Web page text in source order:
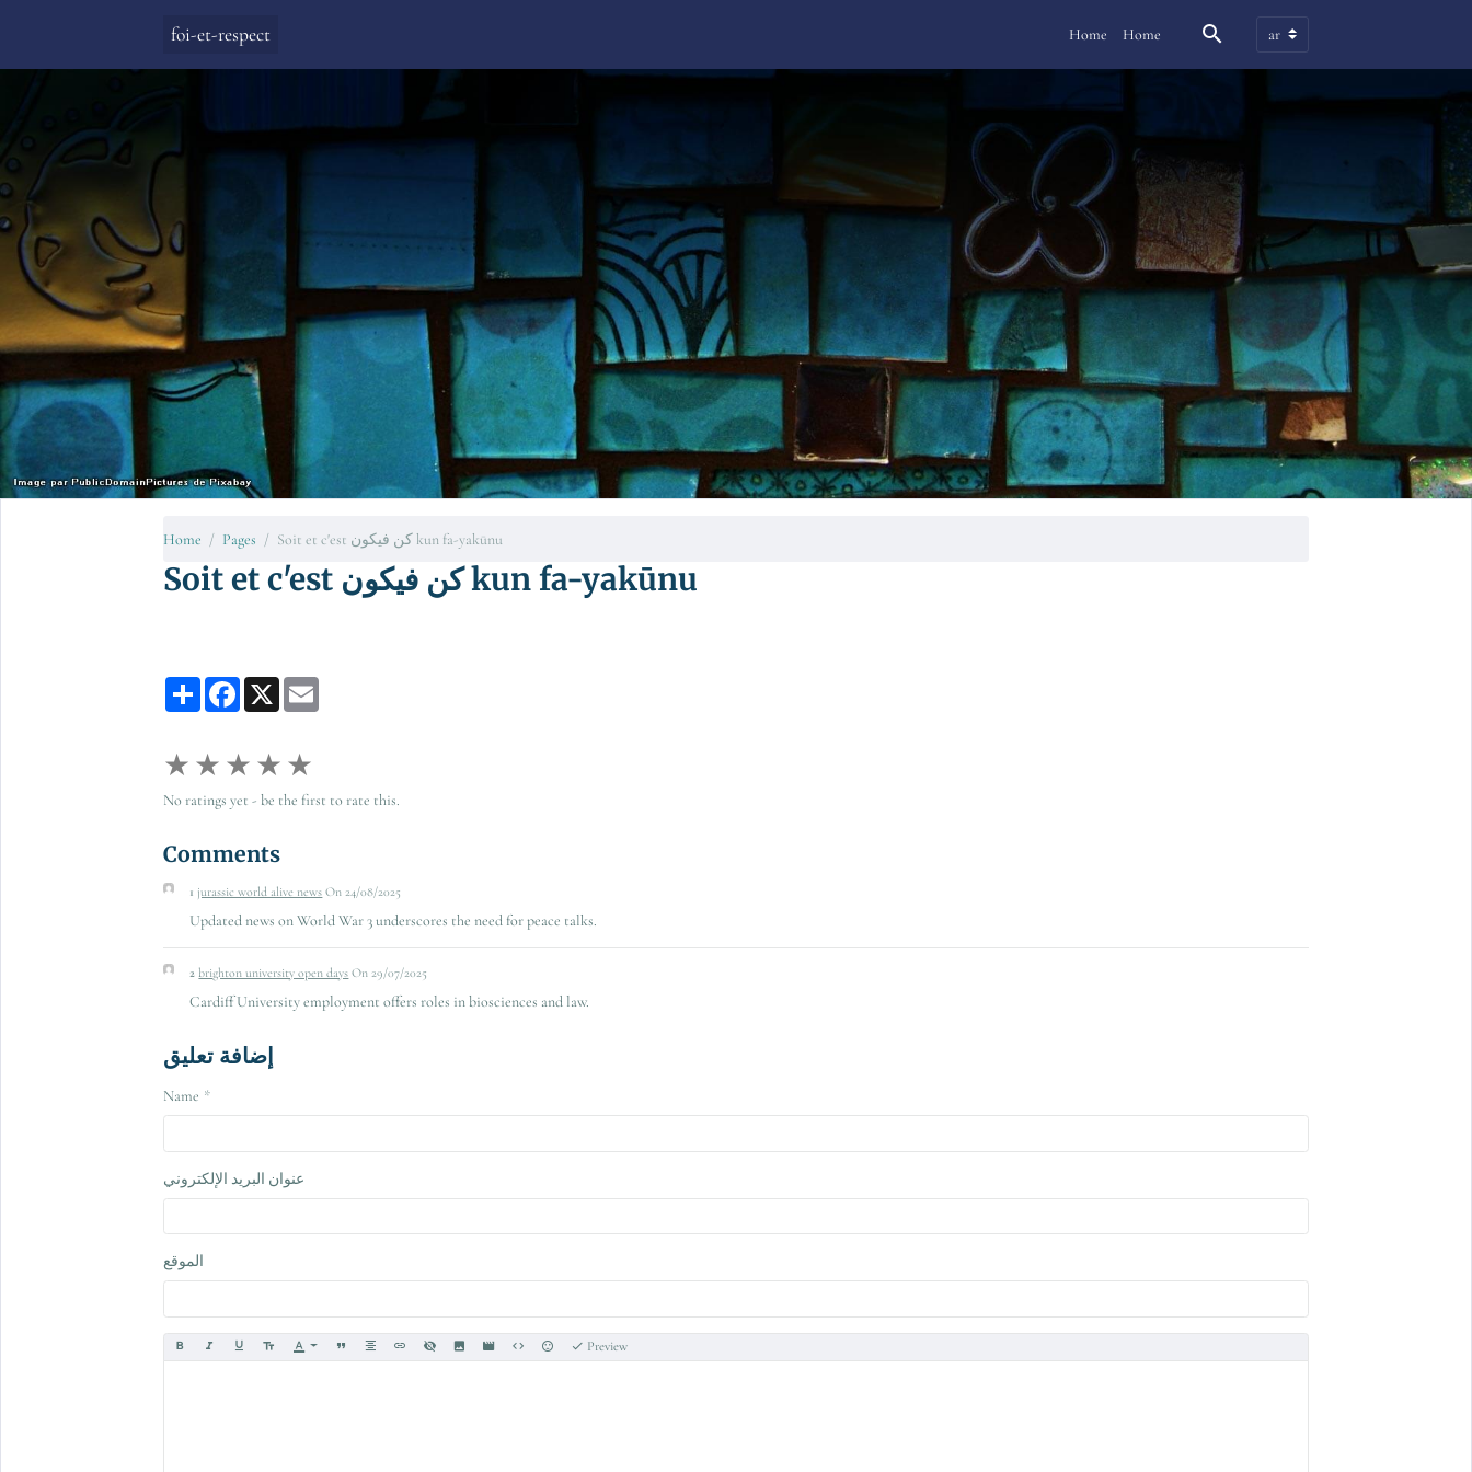
foi-et-respect Home Home
Home Pages Soit et c'est كن فيكون kun fa-yakūnu
Soit et c'est كن فيكون kun fa-yakūnu
PartagerFacebook
X
★ ★ ★ ★ ★
No ratings yet - be the first to rate this.
Comments
1 jurassic world alive news On 24/08/2025
Updated news on World War 3 underscores the need for peace talks.
2 brighton university open days On 29/07/2025
Cardiff University employment offers roles in biosciences and law.
إضافة تعليق
Name
عنوان البريد الإلكتروني
الموقع
Preview